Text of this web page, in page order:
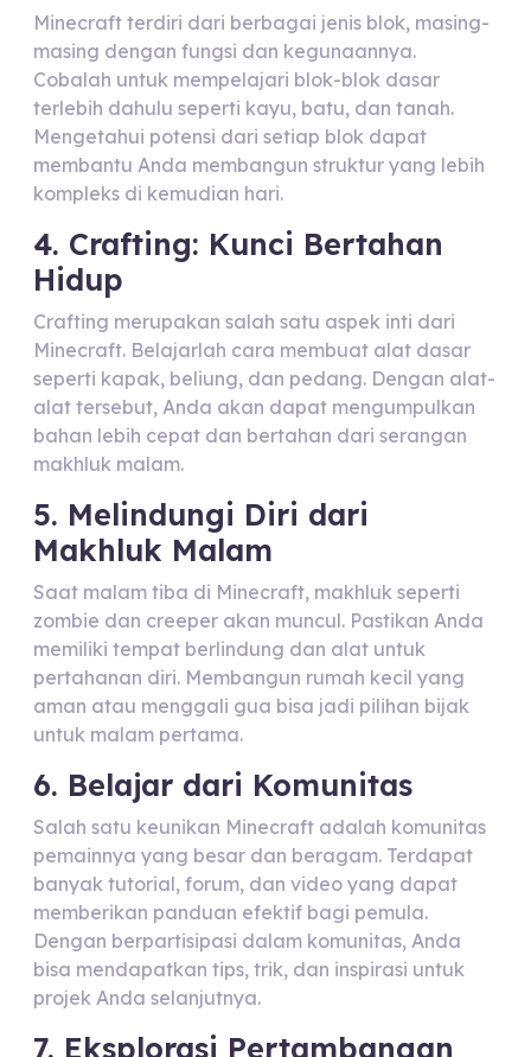
Minecraft terdiri dari berbagai jenis blok, masing-
masing dengan fungsi dan kegunaannya.
Cobalah untuk mempelajari blok-blok dasar
terlebih dahulu seperti kayu, batu, dan tanah.
Mengetahui potensi dari setiap blok dapat
membantu Anda membangun struktur yang lebih
kompleks di kemudian hari.
4. Crafting: Kunci Bertahan
Hidup
Crafting merupakan salah satu aspek inti dari
Minecraft. Belajarlah cara membuat alat dasar
seperti kapak, beliung, dan pedang. Dengan alat-
alat tersebut, Anda akan dapat mengumpulkan
bahan lebih cepat dan bertahan dari serangan
makhluk malam.
5. Melindungi Diri dari
Makhluk Malam
Saat malam tiba di Minecraft, makhluk seperti
zombie dan creeper akan muncul. Pastikan Anda
memiliki tempat berlindung dan alat untuk
pertahanan diri. Membangun rumah kecil yang
aman atau menggali gua bisa jadi pilihan bijak
untuk malam pertama.
6. Belajar dari Komunitas
Salah satu keunikan Minecraft adalah komunitas
pemainnya yang besar dan beragam. Terdapat
banyak tutorial, forum, dan video yang dapat
memberikan panduan efektif bagi pemula.
Dengan berpartisipasi dalam komunitas, Anda
bisa mendapatkan tips, trik, dan inspirasi untuk
projek Anda selanjutnya.
7. Eksplorasi Pertambangan